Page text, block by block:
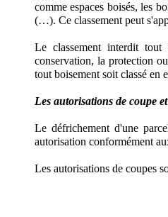
comme espaces boisés, les
(…). Ce classement peut
Le classement interdit
conservation, la protection
tout boisement soit classé en
Les autorisations de coupe
Le défrichement d'une
autorisation conformément
Les autorisations de coupes